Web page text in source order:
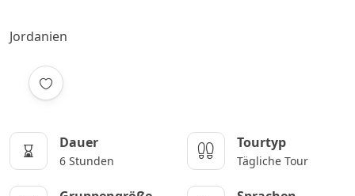
Jordanien
Dauer
6 Stunden
Tourtyp
Tägliche Tour